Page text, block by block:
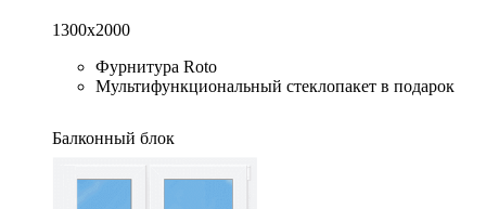
1300x2000
Фурнитура Roto
Мультифункциональный стеклопакет в подарок
Балконный блок